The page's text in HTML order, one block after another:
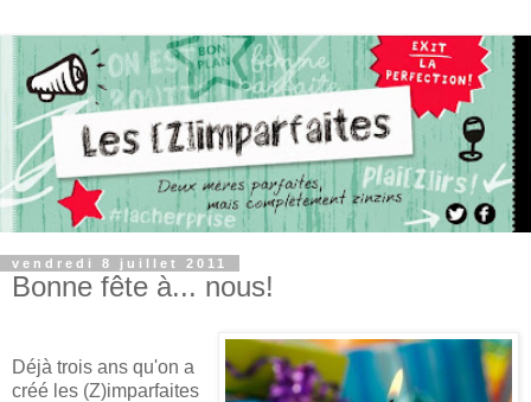
vendredi 8 juillet 2011
Bonne fête à... nous!
Déjà trois ans qu'on a
créé les (Z)imparfaites